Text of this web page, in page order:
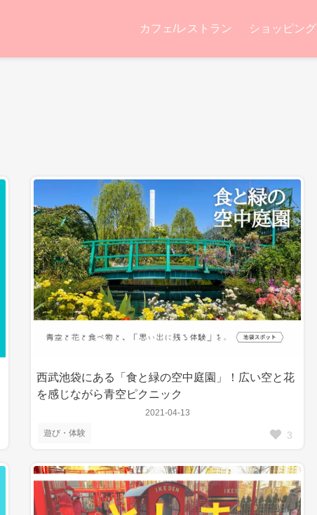
カフェ/レストラン ショッピング
遊び・体験
2021-04-13
西武池袋にある「食と緑の空中庭園」！広い空と花
を感じながら青空ピクニック
3